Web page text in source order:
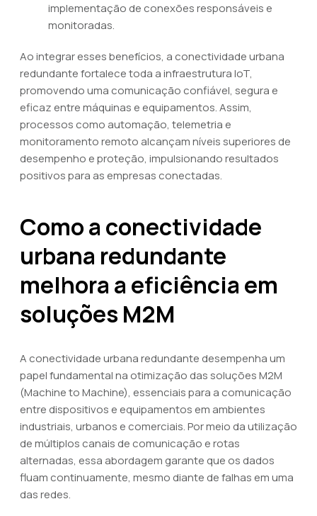
implementação de conexões responsáveis e
monitoradas.
Ao integrar esses benefícios, a conectividade urbana
redundante fortalece toda a infraestrutura IoT,
promovendo uma comunicação confiável, segura e
eficaz entre máquinas e equipamentos. Assim,
processos como automação, telemetria e
monitoramento remoto alcançam níveis superiores de
desempenho e proteção, impulsionando resultados
positivos para as empresas conectadas.
Como a conectividade
urbana redundante
melhora a eficiência em
soluções M2M
A conectividade urbana redundante desempenha um
papel fundamental na otimização das soluções M2M
(Machine to Machine), essenciais para a comunicação
entre dispositivos e equipamentos em ambientes
industriais, urbanos e comerciais. Por meio da utilização
de múltiplos canais de comunicação e rotas
alternadas, essa abordagem garante que os dados
fluam continuamente, mesmo diante de falhas em uma
das redes.